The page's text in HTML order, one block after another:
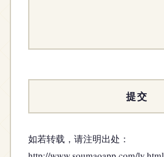
如若转载，请注明出处：